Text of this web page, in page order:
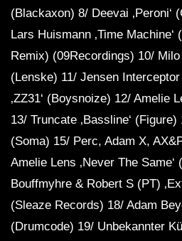
(Blackaxon) 8/ Deevai ‚Peroni‘
Lars Huismann ‚Time
Remix) (09Recordings) 10/ Milo
(Lenske) 11/ Jensen
‚ZZ31‘ (Boysnoize) 12/ Amelie
13/ Truncate ‚Bassline‘ (Figure)
(Soma) 15/ Perc, Adam X,
Amelie Lens ‚Never The
Bouffmyhre & Robert S (PT)
(Sleaze Records) 18/ Adam
(Drumcode) 19/ Unbekannter